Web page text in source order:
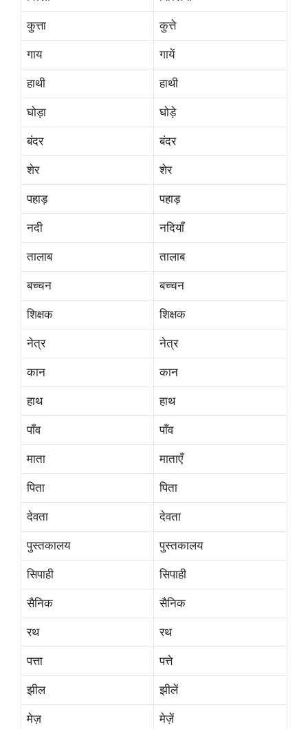
कुत्ता कुत्ते
गाय गायें
हाथी हाथी
घोड़ा घोड़े
बंदर बंदर
शेर शेर
पहाड़ पहाड़
नदी नदियाँ
तालाब तालाब
बच्चन बच्चन
शिक्षक शिक्षक
नेत्र नेत्र
कान कान
हाथ हाथ
पाँव पाँव
माता माताएँ
पिता पिता
देवता देवता
पुस्तकालय पुस्तकालय
सिपाही सिपाही
सैनिक सैनिक
रथ रथ
पत्ता पत्ते
झील झीलें
मेज़ मेज़ें